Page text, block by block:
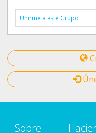
Unirme a este Grupo
Sobre